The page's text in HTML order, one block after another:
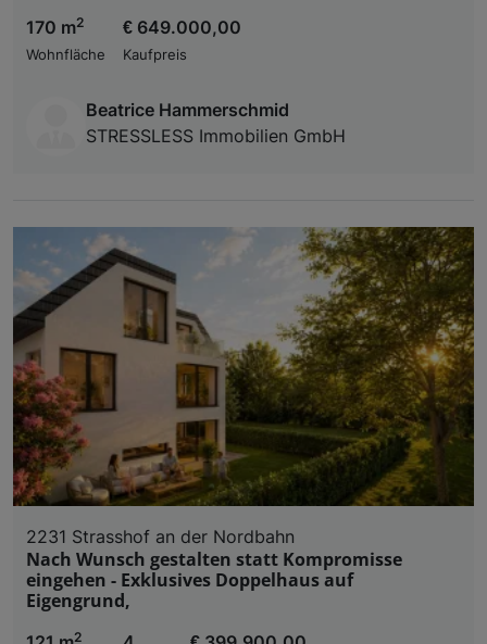
170 m2
Wohnfläche
€ 649.000,00
Kaufpreis
Beatrice Hammerschmid
STRESSLESS Immobilien GmbH
2231 Strasshof an der Nordbahn
Nach Wunsch gestalten statt Kompromisse
eingehen - Exklusives Doppelhaus auf
Eigengrund,
2